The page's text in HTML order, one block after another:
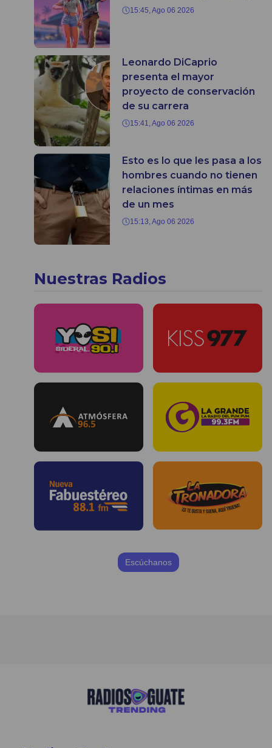
15:45, Ago 06 2026
Leonardo DiCaprio
presenta el mayor
proyecto de conservación
de su carrera
15:41, Ago 06 2026
Esto es lo que les pasa a los
hombres cuando no tienen
relaciones íntimas en más
de un mes
15:13, Ago 06 2026
Nuestras Radios
Escúchanos